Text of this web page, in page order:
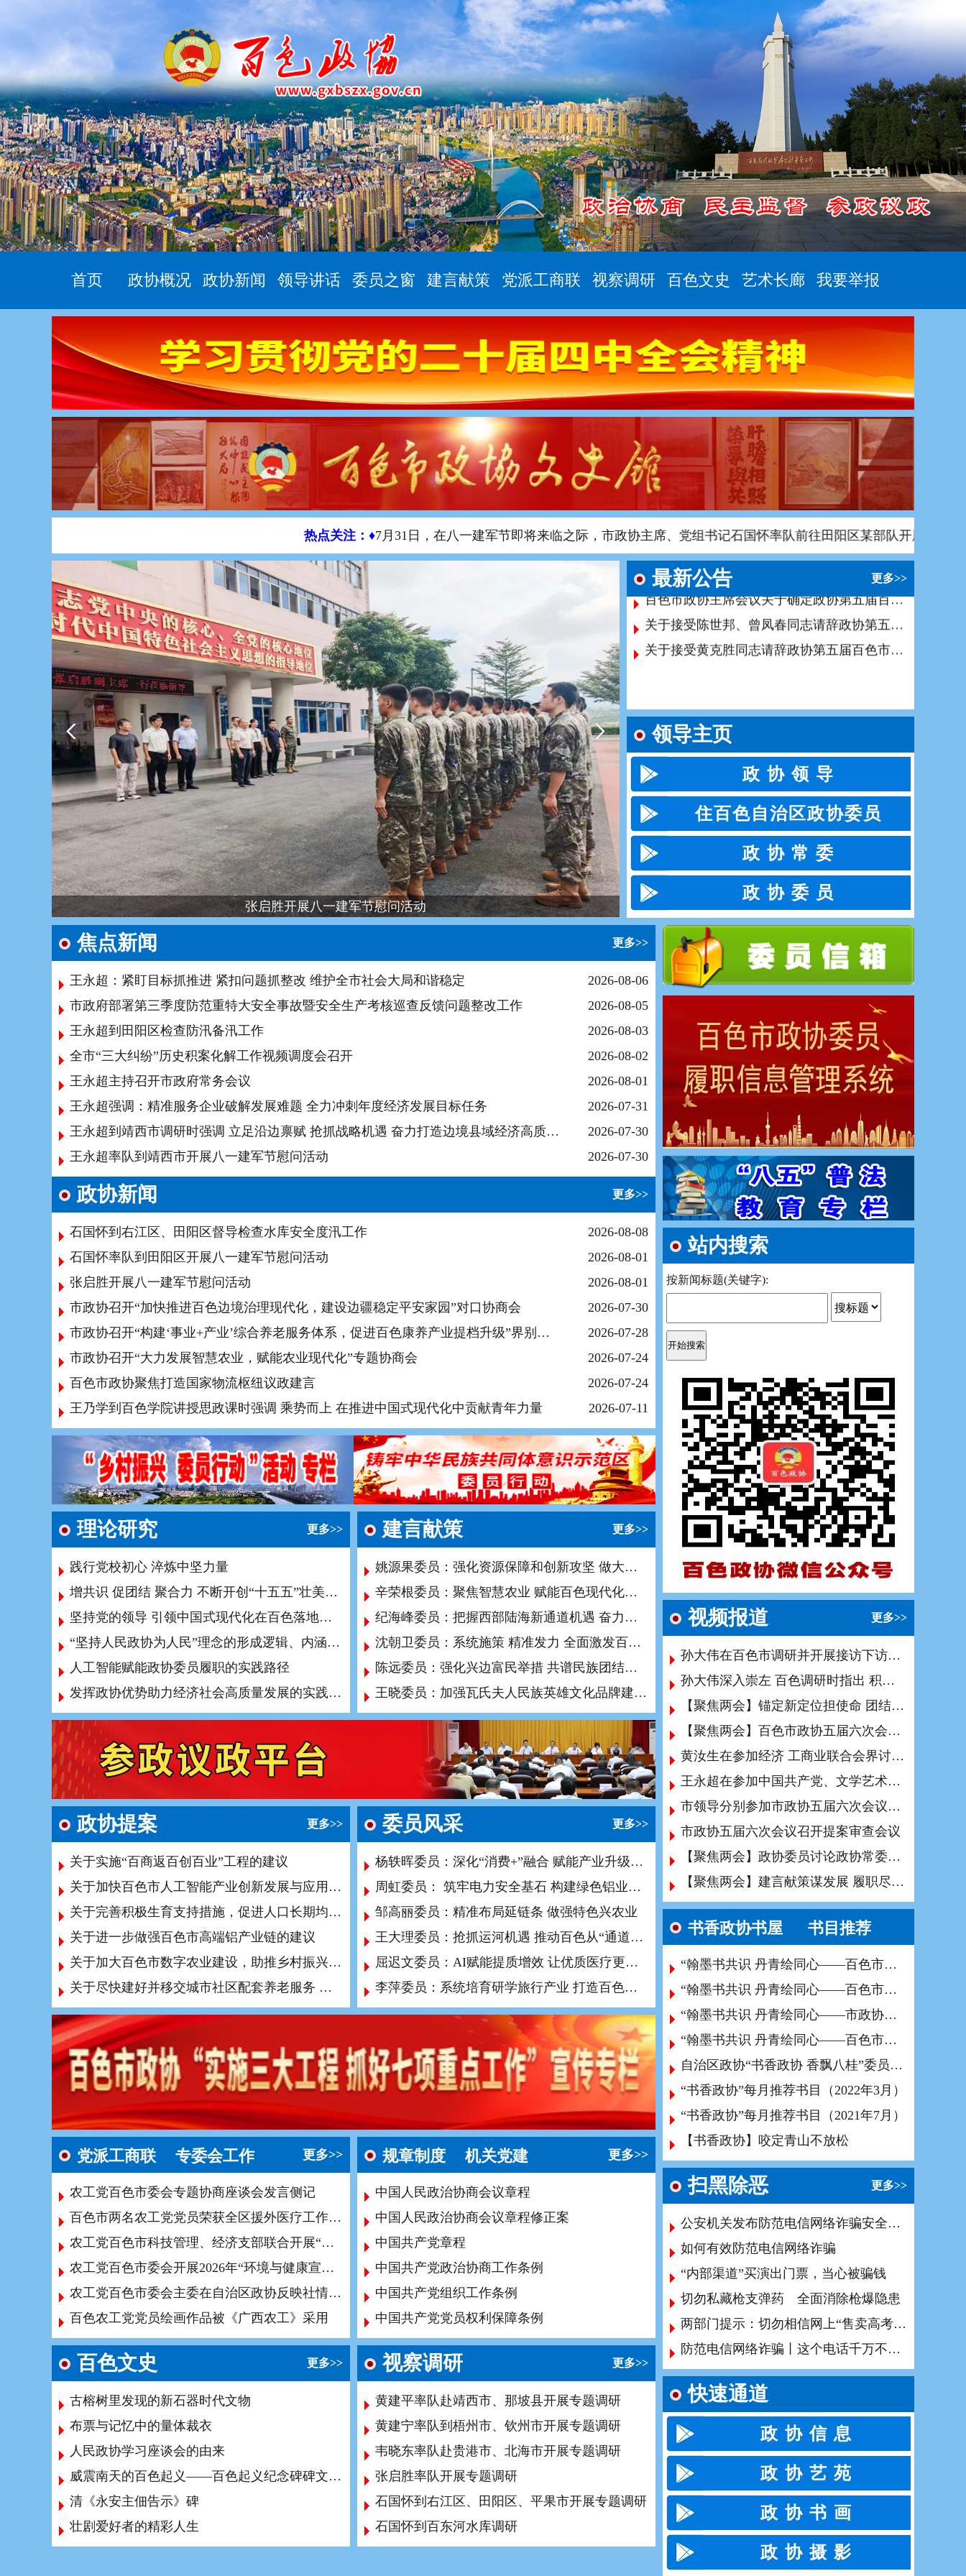
首页 政协概况 政协新闻 领导讲话 委员之窗 建言献策 党派工商联 视察调研 百色文史 艺术长廊 我要举报
7月31日，在八一建军节即将来临之际，市政协主席、党组书记石国怀率队前往田阳区某部队开展走访慰问活动，代
市政协召开“加快推进百色边境治理现代化，建设边疆稳定平安家园”对口协商会 石国怀到右江区、田阳区督导检查
/
最新公告 更多>>
中国人民政治协商会议百色市委员会办公室2026年度部门预算
百色市政协文史馆 2026年度部门预算
中国人民政治协商会议第五届百色市委员会提案委员会关于市政协五届六次会议提案审查情况的报告
中国人民政治协商会议第五届百色市委员会第六次会议关于市政协五届五次会议以来提案工作情况报告的决议
中国人民政治协商会议第五届百色市委员会补选副主席名单
百色市政协主席会议关于确定政协第五届百色市委员会第六次会议召开时间的决定
领导主页
政 协 领 导
住百色自治区政协委员
政 协 常 委
政 协 委 员
焦点新闻 更多>>
王永超：紧盯目标抓推进 紧扣问题抓整改 维护全市社会大局和谐稳定
2026-08-06
市政府部署第三季度防范重特大安全事故暨安全生产考核巡查反馈问题整改工作
2026-08-05
王永超到田阳区检查防汛备汛工作
2026-08-03
全市“三大纠纷”历史积案化解工作视频调度会召开
2026-08-02
王永超主持召开市政府常务会议
2026-08-01
王永超强调：精准服务企业破解发展难题 全力冲刺年度经济发展目标任务
2026-07-31
王永超到靖西市调研时强调 立足沿边禀赋 抢抓战略机遇 奋力打造边境县域经济高质量发展样板
2026-07-30
王永超率队到靖西市开展八一建军节慰问活动
2026-07-30
政协新闻 更多>>
石国怀到右江区、田阳区督导检查水库安全度汛工作
2026-08-08
石国怀率队到田阳区开展八一建军节慰问活动
2026-08-01
张启胜开展八一建军节慰问活动
2026-08-01
市政协召开“加快推进百色边境治理现代化，建设边疆稳定平安家园”对口协商会
2026-07-30
市政协召开“构建‘事业+产业’综合养老服务体系，促进百色康养产业提档升级”界别协商会
2026-07-28
市政协召开“大力发展智慧农业，赋能农业现代化”专题协商会
2026-07-24
百色市政协聚焦打造国家物流枢纽议政建言
2026-07-24
王乃学到百色学院讲授思政课时强调 乘势而上 在推进中国式现代化中贡献青年力量
2026-07-11
理论研究 更多>>
践行党校初心 淬炼中坚力量
增共识 促团结 聚合力 不断开创“十五五”壮美广西建设新局面
坚持党的领导 引领中国式现代化在百色落地生根
“坚持人民政协为人民”理念的形成逻辑、内涵意蕴与实践路径
人工智能赋能政协委员履职的实践路径
发挥政协优势助力经济社会高质量发展的实践与思考
建言献策 更多>>
姚源果委员：​强化资源保障和创新攻坚 做大做强百色新材料产业
辛荣根委员：​聚焦智慧农业 赋能百色现代化发展
纪海峰委员：把握西部陆海新通道机遇 奋力开创百色试验区建设新局面
沈朝卫委员：系统施策 精准发力 全面激发百色消费市场活力
陈远委员：​强化兴边富民举措 共谱民族团结新篇
王晓委员：加强瓦氏夫人民族英雄文化品牌建设 推动民族团结进步事业创新发展
政协提案 更多>>
关于实施“百商返百创百业”工程的建议
关于加快百色市人工智能产业创新发展与应用推广的提案
关于完善积极生育支持措施，促进人口长期均衡发展的建议
关于进一步做强百色市高端铝产业链的建议
关于加大百色市数字农业建设，助推乡村振兴的建议
关于尽快建好并移交城市社区配套养老服务 设施的建议
委员风采 更多>>
杨轶晖委员：深化“消费+”融合 赋能产业升级与经济增长
周虹委员： 筑牢电力安全基石 构建绿色铝业新生态
邹高丽委员：精准布局延链条 做强特色兴农业
王大理委员：抢抓运河机遇 推动百色从“通道经济”迈向“产业经济”
屈迟文委员：AI赋能提质增效 让优质医疗更可及
李萍委员：系统培育研学旅行产业 打造百色文旅新业态
党派工商联 专委会工作 更多>>
农工党百色市委会专题协商座谈会发言侧记
百色市两名农工党党员荣获全区援外医疗工作突出成绩个人表彰
农工党百色市科技管理、经济支部联合开展“参政为公、实干为民”主题教育专题学习
农工党百色市委会开展2026年“环境与健康宣传周”系列活动
农工党百色市委会主委在自治区政协反映社情民意信息工作推进会作典型发言
百色农工党党员绘画作品被《广西农工》采用
规章制度 机关党建 更多>>
中国人民政治协商会议章程
中国人民政治协商会议章程修正案
中国共产党章程
中国共产党政治协商工作条例
中国共产党组织工作条例
中国共产党党员权利保障条例
百色文史 更多>>
古榕树里发现的新石器时代文物
布票与记忆中的量体裁衣
人民政协学习座谈会的由来
威震南天的百色起义——百色起义纪念碑碑文敬读
清《永安主佃告示》碑
壮剧爱好者的精彩人生
视察调研 更多>>
黄建平率队赴靖西市、那坡县开展专题调研
黄建宁率队到梧州市、钦州市开展专题调研
韦晓东率队赴贵港市、北海市开展专题调研
张启胜率队开展专题调研
石国怀到右江区、田阳区、平果市开展专题调研
石国怀到百东河水库调研
站内搜索
按新闻标题(关键字):
视频报道 更多>>
孙大伟在百色市调研并开展接访下访活动时强调 化解历史矛盾维护群众利益 为人民出政绩 以实干出政绩
孙大伟深入崇左 百色调研时指出 积极建言献策广泛凝聚共识 为广西高质量发展贡献智慧和力量
【聚焦两会】锚定新定位担使命 团结奋斗开新局 百色市政协五届六次会议闭幕
【聚焦两会】百色市政协五届六次会议举行第二次全体会议
黄汝生在参加经济 工商业联合会界讨论时强调 凝心聚力献良策 同心同德促发展 奋力开创中国式现代化百色实践新局面
王永超在参加中国共产党、文学艺术界讨论时强调 主动作为 担当实干 奋勇争先 聚智汇力助推百色经济社会高质量发展
市领导分别参加市政协五届六次会议小组讨论活动
市政协五届六次会议召开提案审查会议
【聚焦两会】政协委员讨论政协常委会工作报告和提案工作情况报告
【聚焦两会】建言献策谋发展 履职尽责谱新篇
书香政协书屋 书目推荐
“翰墨书共识 丹青绘同心——百色市政协庆祝中华人民共和国成立75周年和中国人民政治协商会议成立75周年书画展”作品选登(一)
“翰墨书共识 丹青绘同心——百色市政协庆祝中华人民共和国成立75周年和中国人民政治协商会议成立75周年书画展”作品选登（二）
“翰墨书共识 丹青绘同心——市政协庆祝中华人民共和国成立75周年和中国人民政治协商会议成立75周年书画展”作品选登（三）
“翰墨书共识 丹青绘同心——百色市政协庆祝中华人民共和国成立75周年和中国人民政治协商会议成立75周年书画展”作品选登(四)
自治区政协“书香政协 香飘八桂”委员读书实践活动推荐图书(资料)目录（6-8月）
“书香政协”每月推荐书目（2022年3月）
“书香政协”每月推荐书目（2021年7月）
【书香政协】咬定青山不放松
扫黑除恶 更多>>
公安机关发布防范电信网络诈骗安全提示
如何有效防范电信网络诈骗
“内部渠道”买演出门票，当心被骗钱
切勿私藏枪支弹药 全面消除枪爆隐患
两部门提示：切勿相信网上“售卖高考试题、答案”等信息
防范电信网络诈骗丨这个电话千万不能拒接！
快速通道
政 协 信 息
政 协 艺 苑
政 协 书 画
政 协 摄 影